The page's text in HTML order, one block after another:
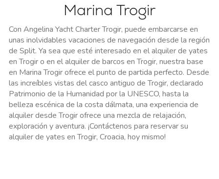
Marina Trogir
Con Angelina Yacht Charter Trogir, puede embarcarse en
unas inolvidables vacaciones de navegación desde la región
de Split. Ya sea que esté interesado en el alquiler de yates
en Trogir o en el alquiler de barcos en Trogir, nuestra base
en Marina Trogir ofrece el punto de partida perfecto. Desde
las increíbles vistas del casco antiguo de Trogir, declarado
Patrimonio de la Humanidad por la UNESCO, hasta la
belleza escénica de la costa dálmata, una experiencia de
alquiler desde Trogir ofrece una mezcla de relajación,
exploración y aventura. ¡Contáctenos para reservar su
alquiler de yates en Trogir, Croacia, hoy mismo!